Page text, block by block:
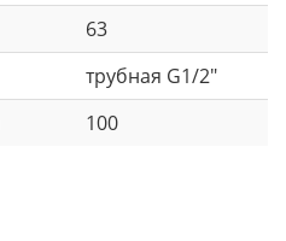
63
трубная G1/2"
100